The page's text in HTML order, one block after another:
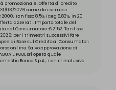
promozionale. Offerta di credito
03/2026 come da esempio
Tan fisso 8,5% Taeg 8,83%, in 20
azzerati. Importo totale del
dal Consumatore € 2152. Tan fisso
2026: per i trimestri successivi fare
di Base sul Credito ai Consumatori
on line. Salvo approvazione di
E POOL srl opera quale
Banca S.p.A., non in esclusiva.